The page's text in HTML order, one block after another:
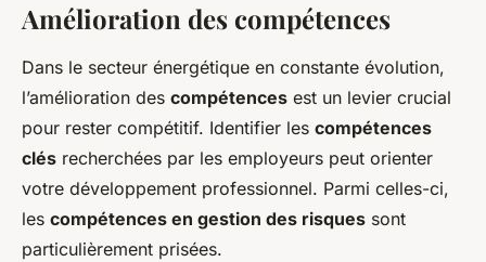
Amélioration des compétences
Dans le secteur énergétique en constante évolution,
l’amélioration des compétences est un levier crucial
pour rester compétitif. Identifier les compétences
clés recherchées par les employeurs peut orienter
votre développement professionnel. Parmi celles-ci,
les compétences en gestion des risques sont
particulièrement prisées.